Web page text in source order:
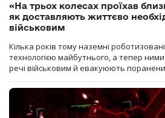
«На трьох колесах проїхав
як доставляють життєво
військовим
Кілька років тому наземні
технологією майбутнього, а тепер
речі військовим й евакуюють